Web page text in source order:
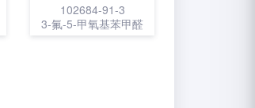
102684-91-3
3-氟-5-甲氧基苯甲醛